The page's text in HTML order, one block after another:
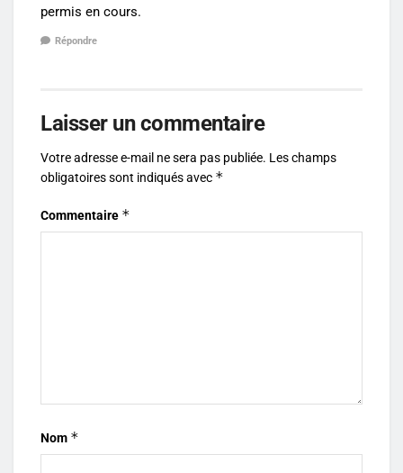
permis en cours.
Répondre
Laisser un commentaire
Votre adresse e-mail ne sera pas publiée. Les champs
obligatoires sont indiqués avec *
Commentaire *
Nom *